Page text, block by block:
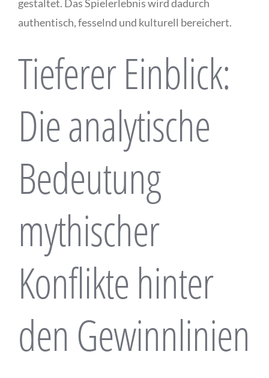
gestaltet. Das Spielerlebnis wird dadurch
authentisch, fesselnd und kulturell bereichert.
Tieferer Einblick:
Die analytische
Bedeutung
mythischer
Konflikte hinter
den Gewinnlinien